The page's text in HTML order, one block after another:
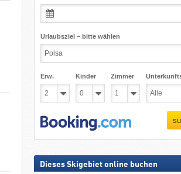
Urlaubsziel – bitte wählen
Erw. Kinder Zimmer
Dieses Skigebiet online buchen